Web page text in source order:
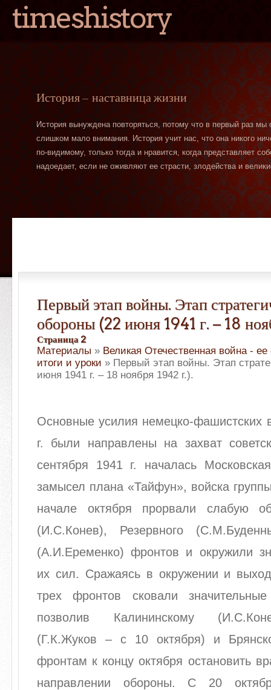
timeshistory
История — наставница жизни
История вынуждена повторяться, потому что в первый раз
слишком мало внимания. История учит нас, что она никого
по-видимому, только тогда и нравится, когда представляет
надоедает, если не оживляют ее страсти, злодейства и
Первый этап войны. Этап
обороны (22 июня 1941 г. – 18
Страница 2
Материалы » Великая Отечественная война -
итоги и уроки » Первый этап войны. Этап
июня 1941 г. – 18 ноября 1942 г.).
Основные усилия немецко-фашистских
г. были направлены на захват
сентября 1941 г. началась
замысел плана «Тайфун», войска
начале октября прорвали слабую
(И.С.Конев), Резервного
(А.И.Еременко) фронтов и окружили
их сил. Сражаясь в окружении и
трех фронтов сковали
позволив Калининскому
(Г.К.Жуков – с 10 октября) и
фронтам к концу октября остановить
направлении обороны. С 20